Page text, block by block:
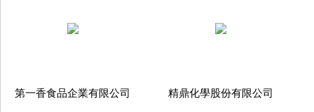
第一香食品企業有限公司 精鼎化學股份有限公司